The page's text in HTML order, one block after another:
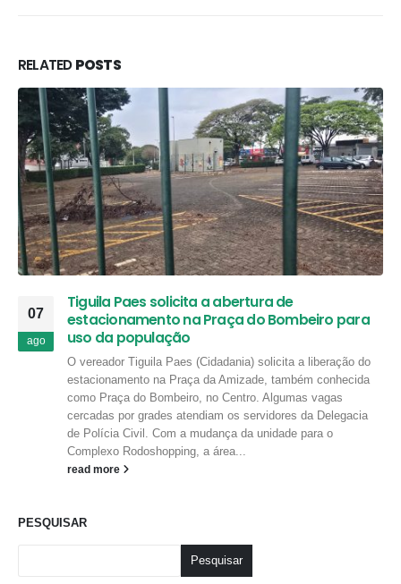
RELATEDPOSTS
07
ago
Tiguila Paes solicita a abertura de
estacionamento na Praça do Bombeiro para
uso da população
O vereador Tiguila Paes (Cidadania) solicita a liberação do
estacionamento na Praça da Amizade, também conhecida
como Praça do Bombeiro, no Centro. Algumas vagas
cercadas por grades atendiam os servidores da Delegacia
de Polícia Civil. Com a mudança da unidade para o
Complexo Rodoshopping, a área...
read more
PESQUISAR
Pesquisar